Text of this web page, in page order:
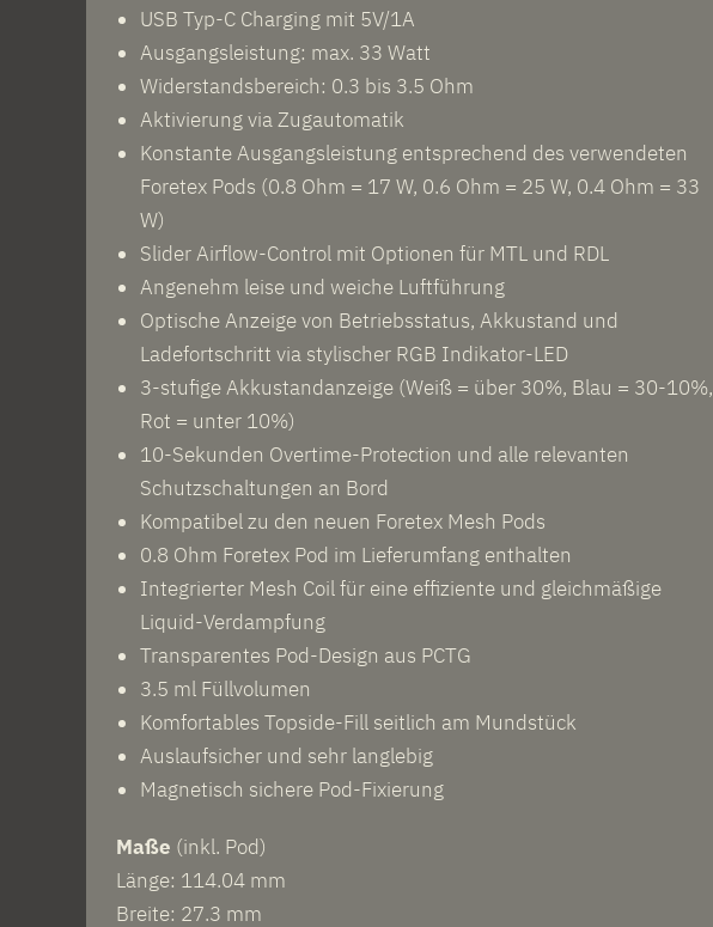
USB Typ-C Charging mit 5V/1A
Ausgangsleistung: max. 33 Watt
Widerstandsbereich: 0.3 bis 3.5 Ohm
Aktivierung via Zugautomatik
Konstante Ausgangsleistung entsprechend des verwendeten
Foretex Pods (0.8 Ohm = 17 W, 0.6 Ohm = 25 W, 0.4 Ohm = 33
W)
Slider Airflow-Control mit Optionen für MTL und RDL
Angenehm leise und weiche Luftführung
Optische Anzeige von Betriebsstatus, Akkustand und
Ladefortschritt via stylischer RGB Indikator-LED
3-stufige Akkustandanzeige (Weiß = über 30%, Blau = 30-10%,
Rot = unter 10%)
10-Sekunden Overtime-Protection und alle relevanten
Schutzschaltungen an Bord
Kompatibel zu den neuen Foretex Mesh Pods
0.8 Ohm Foretex Pod im Lieferumfang enthalten
Integrierter Mesh Coil für eine effiziente und gleichmäßige
Liquid-Verdampfung
Transparentes Pod-Design aus PCTG
3.5 ml Füllvolumen
Komfortables Topside-Fill seitlich am Mundstück
Auslaufsicher und sehr langlebig
Magnetisch sichere Pod-Fixierung
Maße (inkl. Pod)
Länge: 114.04 mm
Breite: 27.3 mm